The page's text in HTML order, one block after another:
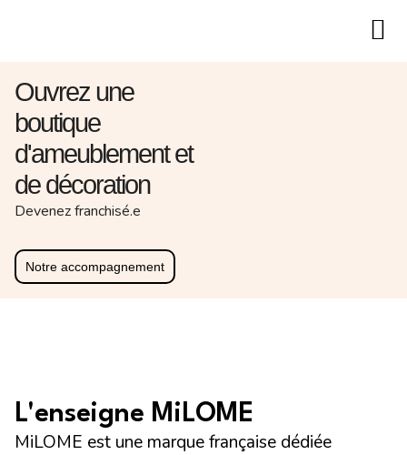
contenu
Ouvrez une
boutique
d'ameublement et
de décoration
Devenez franchisé.e
Notre accompagnement
L'enseigne MiLOME
MiLOME est une marque française dédiée